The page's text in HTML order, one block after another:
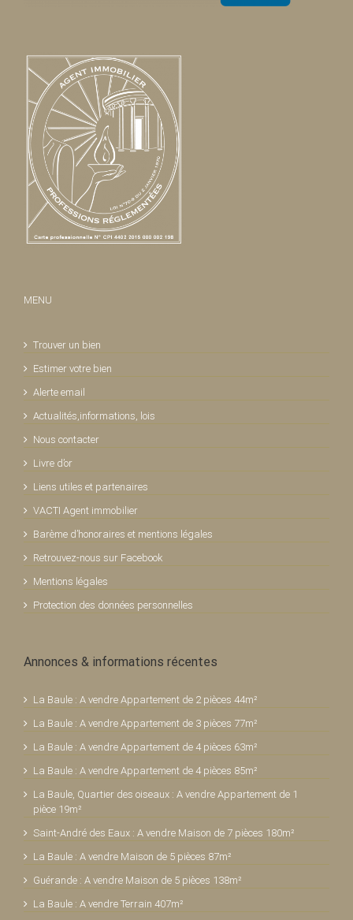
MENU
Trouver un bien
Estimer votre bien
Alerte email
Actualités,informations, lois
Nous contacter
Livre d’or
Liens utiles et partenaires
VACTI Agent immobilier
Barème d’honoraires et mentions légales
Retrouvez-nous sur Facebook
Mentions légales
Protection des données personnelles
Annonces & informations récentes
La Baule : A vendre Appartement de 2 pièces 44m²
La Baule : A vendre Appartement de 3 pièces 77m²
La Baule : A vendre Appartement de 4 pièces 63m²
La Baule : A vendre Appartement de 4 pièces 85m²
La Baule, Quartier des oiseaux : A vendre Appartement de 1
pièce 19m²
Saint-André des Eaux : A vendre Maison de 7 pièces 180m²
La Baule : A vendre Maison de 5 pièces 87m²
Guérande : A vendre Maison de 5 pièces 138m²
La Baule : A vendre Terrain 407m²